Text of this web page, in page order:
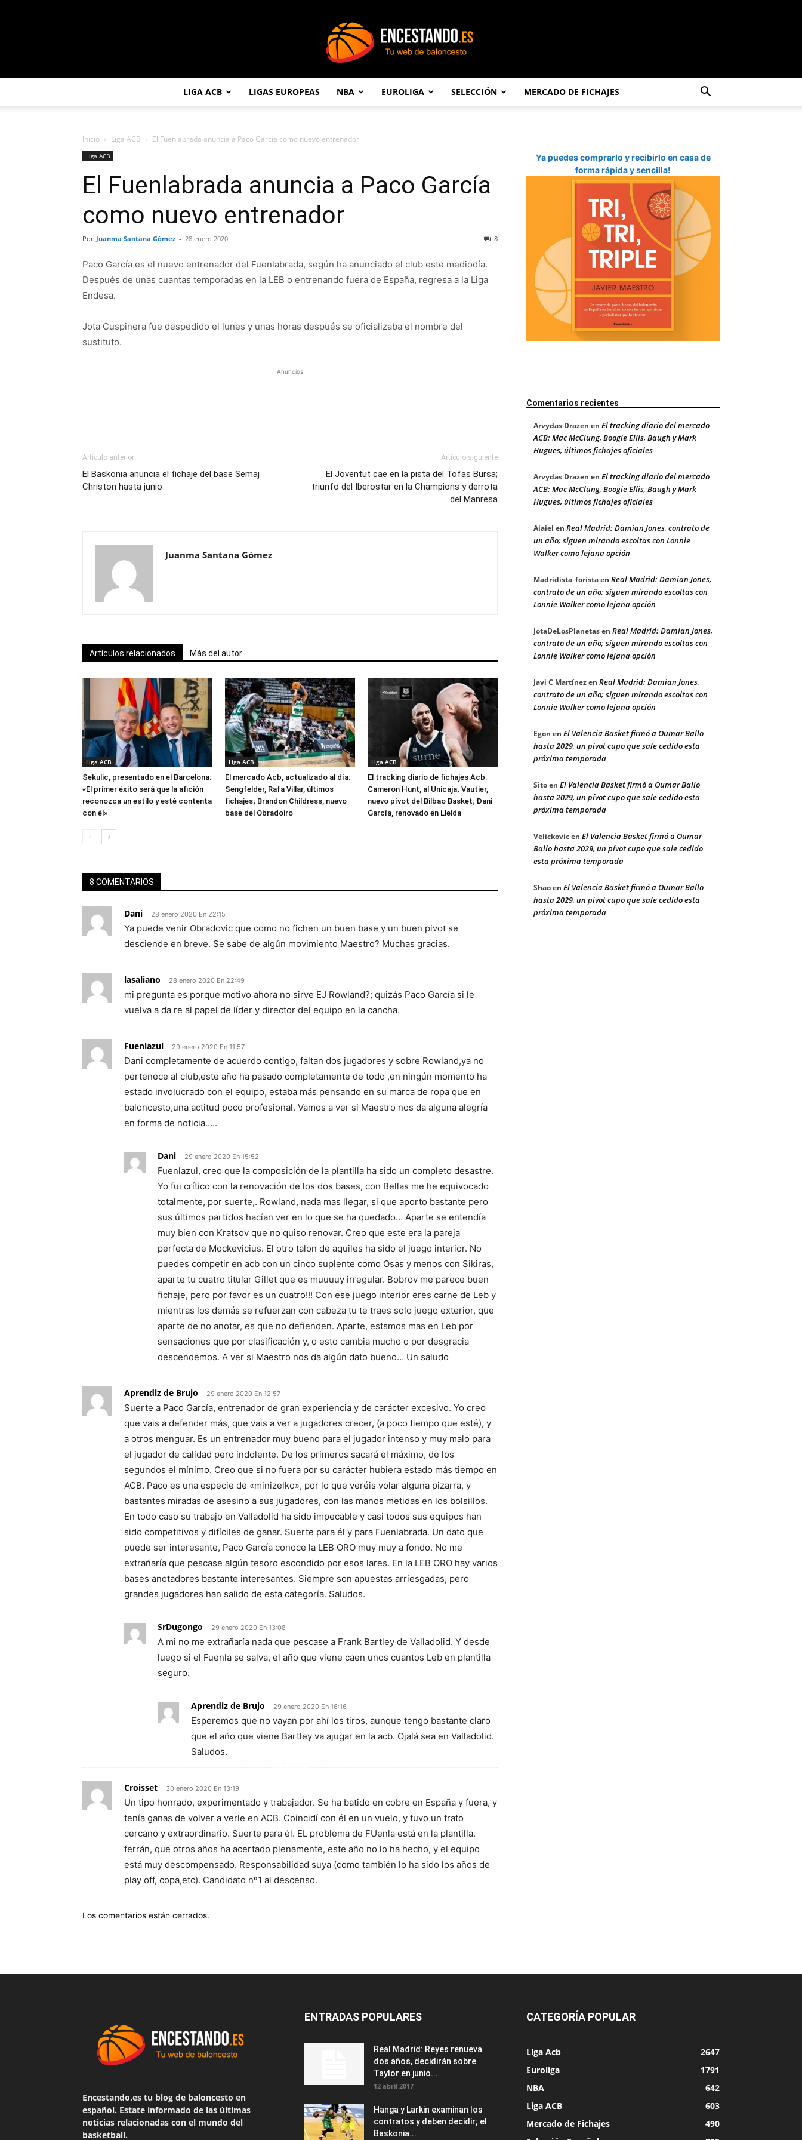
LIGA ACB LIGAS EUROPEAS NBA EUROLIGA SELECCIÓN MERCADO DE FICHAJES
Inicio Liga ACB El Fuenlabrada anuncia a Paco García como nuevo entrenador
Liga ACB
El Fuenlabrada anuncia a Paco García
como nuevo entrenador
Por Juanma Santana Gómez - 28 enero 2020 8
Paco García es el nuevo entrenador del Fuenlabrada, según ha anunciado el club este mediodía.
Después de unas cuantas temporadas en la LEB o entrenando fuera de España, regresa a la Liga
Endesa.
Jota Cuspinera fue despedido el lunes y unas horas después se oficializaba el nombre del
sustituto.
Anuncios
Artículo anterior
El Baskonia anuncia el fichaje del base Semaj
Christon hasta junio
Artículo siguiente
El Joventut cae en la pista del Tofas Bursa;
triunfo del Iberostar en la Champions y derrota
del Manresa
Juanma Santana Gómez
Artículos relacionados Más del autor
Liga ACB
Sekulic, presentado en el Barcelona:
«El primer éxito será que la afición
reconozca un estilo y esté contenta
con él»
Liga ACB
El mercado Acb, actualizado al día:
Sengfelder, Rafa Villar, últimos
fichajes; Brandon Childress, nuevo
base del Obradoiro
Liga ACB
El tracking diario de fichajes Acb:
Cameron Hunt, al Unicaja; Vautier,
nuevo pívot del Bilbao Basket; Dani
García, renovado en Lleida
8 COMENTARIOS
Dani 28 enero 2020 En 22:15
Ya puede venir Obradovic que como no fichen un buen base y un buen pivot se
desciende en breve. Se sabe de algún movimiento Maestro? Muchas gracias.
lasaliano 28 enero 2020 En 22:49
mi pregunta es porque motivo ahora no sirve EJ Rowland?; quizás Paco García si le
vuelva a da re al papel de líder y director del equipo en la cancha.
Fuenlazul 29 enero 2020 En 11:57
Dani completamente de acuerdo contigo, faltan dos jugadores y sobre Rowland,ya no
pertenece al club,este año ha pasado completamente de todo ,en ningún momento ha
estado involucrado con el equipo, estaba más pensando en su marca de ropa que en
baloncesto,una actitud poco profesional. Vamos a ver si Maestro nos da alguna alegría
en forma de noticia…..
Dani 29 enero 2020 En 15:52
Fuenlazul, creo que la composición de la plantilla ha sido un completo desastre.
Yo fui crítico con la renovación de los dos bases, con Bellas me he equivocado
totalmente, por suerte,. Rowland, nada mas llegar, si que aporto bastante pero
sus últimos partidos hacían ver en lo que se ha quedado… Aparte se entendía
muy bien con Kratsov que no quiso renovar. Creo que este era la pareja
perfecta de Mockevicius. El otro talon de aquiles ha sido el juego interior. No
puedes competir en acb con un cinco suplente como Osas y menos con Sikiras,
aparte tu cuatro titular Gillet que es muuuuy irregular. Bobrov me parece buen
fichaje, pero por favor es un cuatro!!! Con ese juego interior eres carne de Leb y
mientras los demás se refuerzan con cabeza tu te traes solo juego exterior, que
aparte de no anotar, es que no defienden. Aparte, estsmos mas en Leb por
sensaciones que por clasificación y, o esto cambia mucho o por desgracia
descendemos. A ver si Maestro nos da algún dato bueno… Un saludo
Aprendiz de Brujo 29 enero 2020 En 12:57
Suerte a Paco García, entrenador de gran experiencia y de carácter excesivo. Yo creo
que vais a defender más, que vais a ver a jugadores crecer, (a poco tiempo que esté), y
a otros menguar. Es un entrenador muy bueno para el jugador intenso y muy malo para
el jugador de calidad pero indolente. De los primeros sacará el máximo, de los
segundos el mínimo. Creo que si no fuera por su carácter hubiera estado más tiempo en
ACB. Paco es una especie de «minizelko», por lo que veréis volar alguna pizarra, y
bastantes miradas de asesino a sus jugadores, con las manos metidas en los bolsillos.
En todo caso su trabajo en Valladolid ha sido impecable y casi todos sus equipos han
sido competitivos y difíciles de ganar. Suerte para él y para Fuenlabrada. Un dato que
puede ser interesante, Paco García conoce la LEB ORO muy muy a fondo. No me
extrañaría que pescase algún tesoro escondido por esos lares. En la LEB ORO hay varios
bases anotadores bastante interesantes. Siempre son apuestas arriesgadas, pero
grandes jugadores han salido de esta categoría. Saludos.
SrDugongo 29 enero 2020 En 13:08
A mi no me extrañaría nada que pescase a Frank Bartley de Valladolid. Y desde
luego si el Fuenla se salva, el año que viene caen unos cuantos Leb en plantilla
seguro.
Aprendiz de Brujo 29 enero 2020 En 16:16
Esperemos que no vayan por ahí los tiros, aunque tengo bastante claro
que el año que viene Bartley va ajugar en la acb. Ojalá sea en Valladolid.
Saludos.
Croisset 30 enero 2020 En 13:19
Un tipo honrado, experimentado y trabajador. Se ha batido en cobre en España y fuera, y
tenía ganas de volver a verle en ACB. Coincidí con él en un vuelo, y tuvo un trato
cercano y extraordinario. Suerte para él. EL problema de FUenla está en la plantilla.
ferrán, que otros años ha acertado plenamente, este año no lo ha hecho, y el equipo
está muy descompensado. Responsabilidad suya (como también lo ha sido los años de
play off, copa,etc). Candidato nº1 al descenso.
Los comentarios están cerrados.
Ya puedes comprarlo y recibirlo en casa de
forma rápida y sencilla!
Comentarios recientes
Arvydas Drazen en El tracking diario del mercado
ACB: Mac McClung, Boogie Ellis, Baugh y Mark
Hugues, últimos fichajes oficiales
Arvydas Drazen en El tracking diario del mercado
ACB: Mac McClung, Boogie Ellis, Baugh y Mark
Hugues, últimos fichajes oficiales
Aiaiel en Real Madrid: Damian Jones, contrato de
un año; siguen mirando escoltas con Lonnie
Walker como lejana opción
Madridista_foristaen Real Madrid: Damian Jones,
contrato de un año; siguen mirando escoltas con
Lonnie Walker como lejana opción
JotaDeLosPlanetasen Real Madrid: Damian Jones,
contrato de un año; siguen mirando escoltas con
Lonnie Walker como lejana opción
Javi C Martínezen Real Madrid: Damian Jones,
contrato de un año; siguen mirando escoltas con
Lonnie Walker como lejana opción
Egon en El Valencia Basket firmó a Oumar Ballo
hasta 2029, un pívot cupo que sale cedido esta
próxima temporada
Sitoen El Valencia Basket firmó a Oumar Ballo
hasta 2029, un pívot cupo que sale cedido esta
próxima temporada
Velickovicen El Valencia Basket firmó a Oumar
Ballo hasta 2029, un pívot cupo que sale cedido
esta próxima temporada
Shaoen El Valencia Basket firmó a Oumar Ballo
hasta 2029, un pívot cupo que sale cedido esta
próxima temporada
Encestando.es tu blog de baloncesto en
español. Estate informado de las últimas
noticias relacionadas con el mundo del
basketball.
ENTRADAS POPULARES
Real Madrid: Reyes renueva
dos años, decidirán sobre
Taylor en junio...
12 abril 2017
Hanga y Larkin examinan los
contratos y deben decidir; el
Baskonia...
CATEGORÍA POPULAR
Liga Acb
2647
Euroliga
1791
NBA
642
Liga ACB
603
Mercado de Fichajes
490